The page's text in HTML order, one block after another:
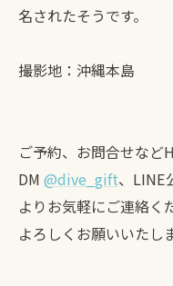
名されたそうです。
撮影地：沖縄本島
ご予約、お問合せな
DM @dive_gift、LINE
よりお気軽にご連絡く
よろしくお願いいたし